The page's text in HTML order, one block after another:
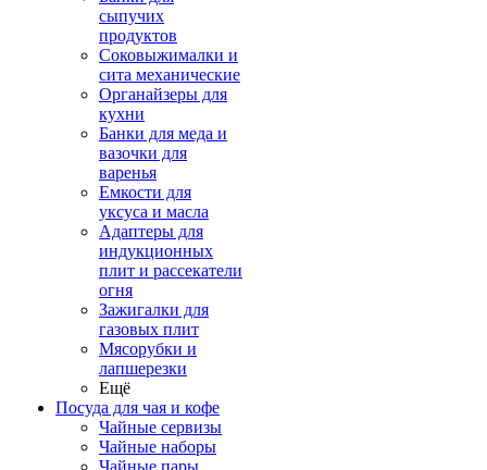
сыпучих
продуктов
Соковыжималки и
сита механические
Органайзеры для
кухни
Банки для меда и
вазочки для
варенья
Емкости для
уксуса и масла
Адаптеры для
индукционных
плит и рассекатели
огня
Зажигалки для
газовых плит
Мясорубки и
лапшерезки
Ещё
Посуда для чая и кофе
Чайные сервизы
Чайные наборы
Чайные пары